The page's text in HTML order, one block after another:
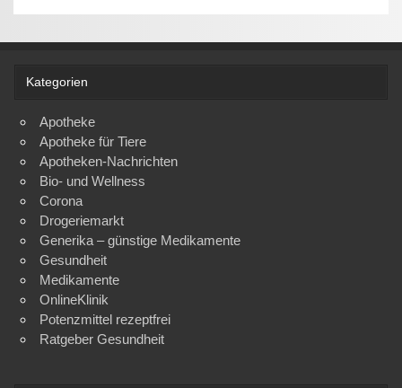
Kategorien
Apotheke
Apotheke für Tiere
Apotheken-Nachrichten
Bio- und Wellness
Corona
Drogeriemarkt
Generika – günstige Medikamente
Gesundheit
Medikamente
OnlineKlinik
Potenzmittel rezeptfrei
Ratgeber Gesundheit